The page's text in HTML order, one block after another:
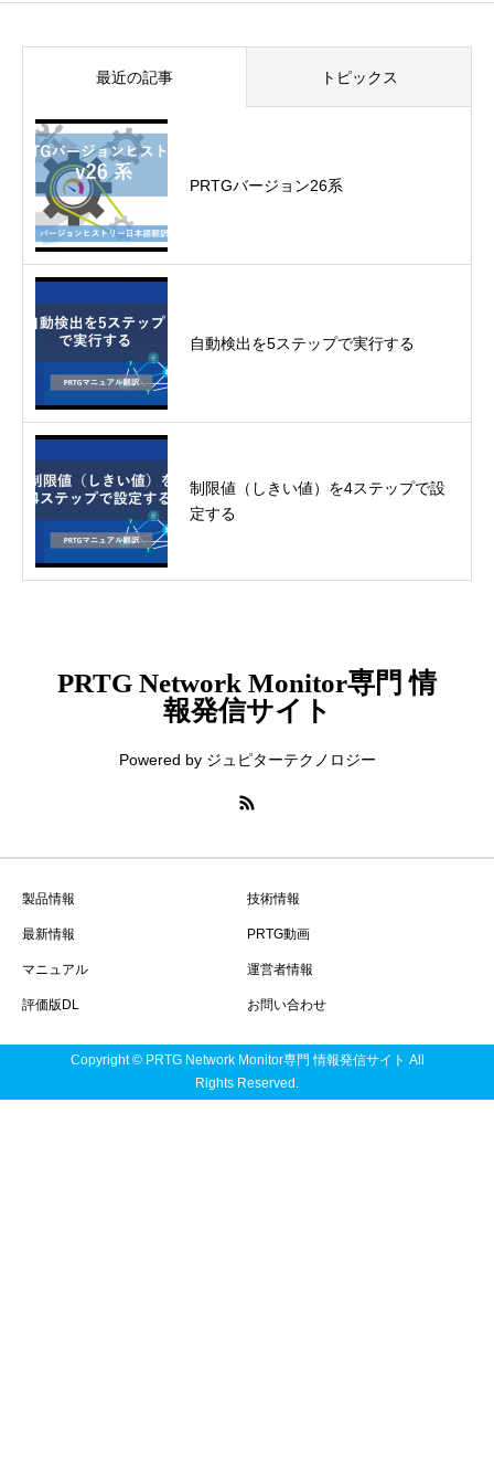
最近の記事 トピックス
PRTGバージョン26系
自動検出を5ステップで実行する
制限値（しきい値）を4ステップで設
定する
PRTG Network Monitor専門 情
報発信サイト
Powered by ジュピターテクノロジー
製品情報 技術情報
最新情報 PRTG動画
マニュアル 運営者情報
評価版DL お問い合わせ
Copyright © PRTG Network Monitor専門 情報発信サイト All
Rights Reserved.